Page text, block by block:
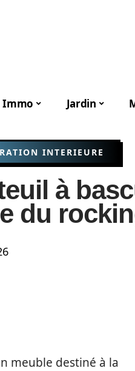
Immo Jardin
INTERIEURE
à
du
meuble destiné à la